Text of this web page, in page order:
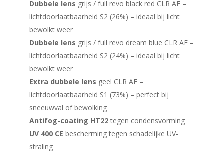
Dubbele lens grijs / full revo black red CLR AF –
lichtdoorlaatbaarheid S2 (26%) – ideaal bij licht
bewolkt weer
Dubbele lens grijs / full revo dream blue CLR AF –
lichtdoorlaatbaarheid S2 (24%) – ideaal bij licht
bewolkt weer
Extra dubbele lens geel CLR AF –
lichtdoorlaatbaarheid S1 (73%) – perfect bij
sneeuwval of bewolking
Antifog-coating HT22tegen condensvorming
UV 400 CE bescherming tegen schadelijke UV-
straling